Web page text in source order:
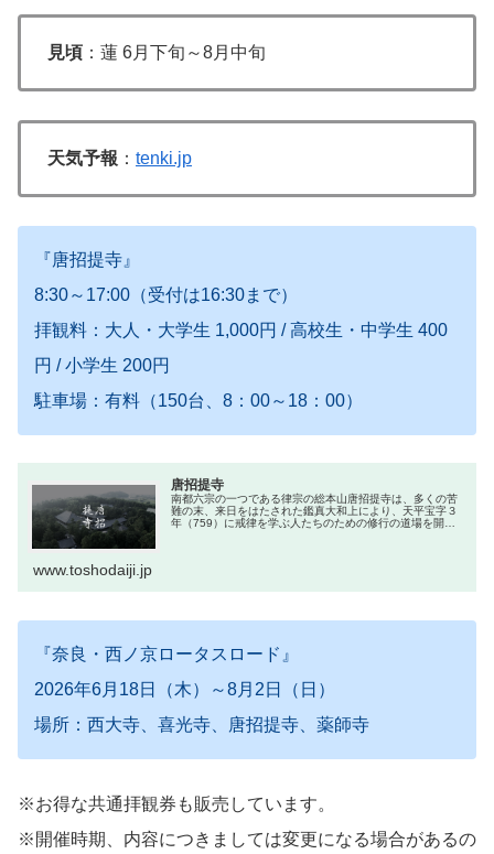
見頃 ：蓮 6月下旬～8月中旬
天気予報 ： tenki.jp
『唐招提寺』
8:30～17:00（受付は16:30まで）
拝観料：大人・大学生 1,000円 / 高校生・中学生 400
円 / 小学生 200円
駐車場：有料（150台、8：00～18：00）
唐招提寺
南都六宗の一つである律宗の総本山唐招提寺は、多くの苦
難の末、来日をはたされた鑑真大和上により、天平宝字３
年（759）に戒律を学ぶ人たちのための修行の道場を開か
www.toshodaiji.jp
『奈良・西ノ京ロータスロード』
2026年6月18日（木）～8月2日（日）
場所：西大寺、喜光寺、唐招提寺、薬師寺
※お得な共通拝観券も販売しています。
※開催時期、内容につきましては変更になる場合があるの